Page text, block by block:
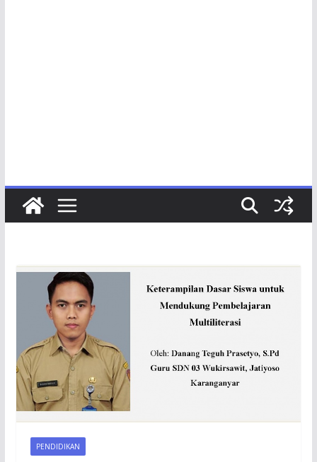
PENDIDIKAN